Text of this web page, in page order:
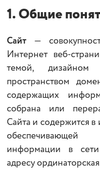
1.Общие
Сайт —
Интернет веб-
темой,
пространством
содержащих
собрана или
Сайта и содержится
информации в
адресу